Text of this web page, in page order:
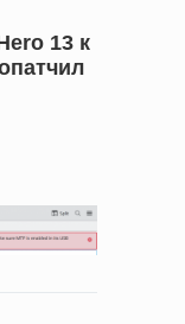
13 к